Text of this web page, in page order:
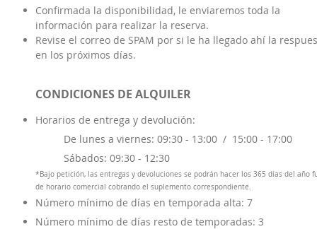
Confirmada la disponibilidad, le enviaremos toda la
información para realizar la reserva.
Revise el correo de SPAM por si le ha llegado ahí la
en los próximos días.
CONDICIONES DE ALQUILER
Horarios de entrega y devolución:
De lunes a viernes: 09:30 - 13:00 / 15:00 - 17:00
Sábados: 09:30 - 12:30
*Bajo petición, las entregas y devoluciones se podrán hacer los 365 días del año
de horario comercial cobrando el suplemento correspondiente.
Número mínimo de días en temporada alta: 7
Número mínimo de días resto de temporadas: 3